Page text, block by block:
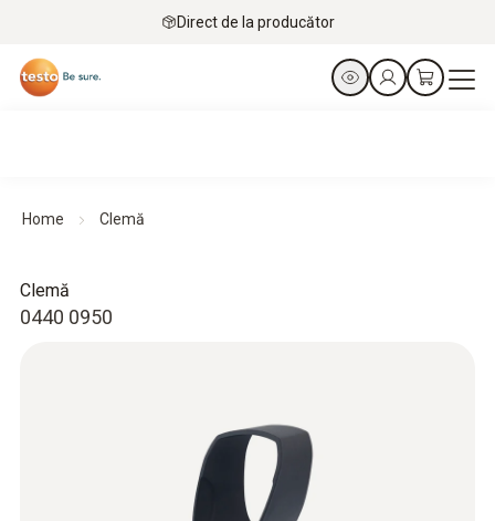
Direct de la producător
Home Clemă
0440 0950
Clemă